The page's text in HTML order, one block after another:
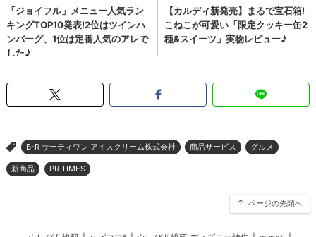
> B-R サーティワン アイスクリーム株式会社 商品サービス グルメ
新商品 PR TIMES
ページの先頭へ